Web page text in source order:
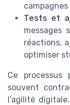
Tests et
messages
réactions,
optimiser
Ce processus
souvent
l’agilité